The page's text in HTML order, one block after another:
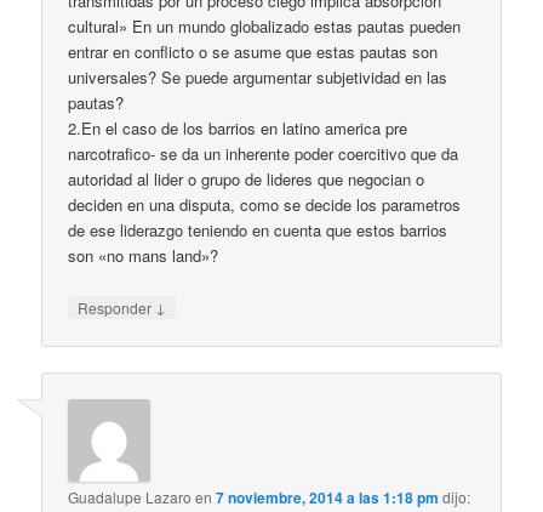
cultural» En un mundo globalizado estas pautas pueden
entrar en conflicto o se asume que estas pautas son
universales? Se puede argumentar subjetividad en las
pautas?
2.En el caso de los barrios en latino america pre
narcotrafico- se da un inherente poder coercitivo que da
autoridad al lider o grupo de lideres que negocian o
deciden en una disputa, como se decide los parametros
de ese liderazgo teniendo en cuenta que estos barrios
son «no mans land»?
Responder ↓
Guadalupe Lazaro en7 noviembre, 2014 a las 1:18 pm dijo: